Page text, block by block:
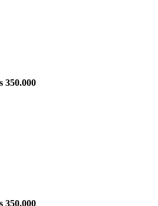
350.000
350.000